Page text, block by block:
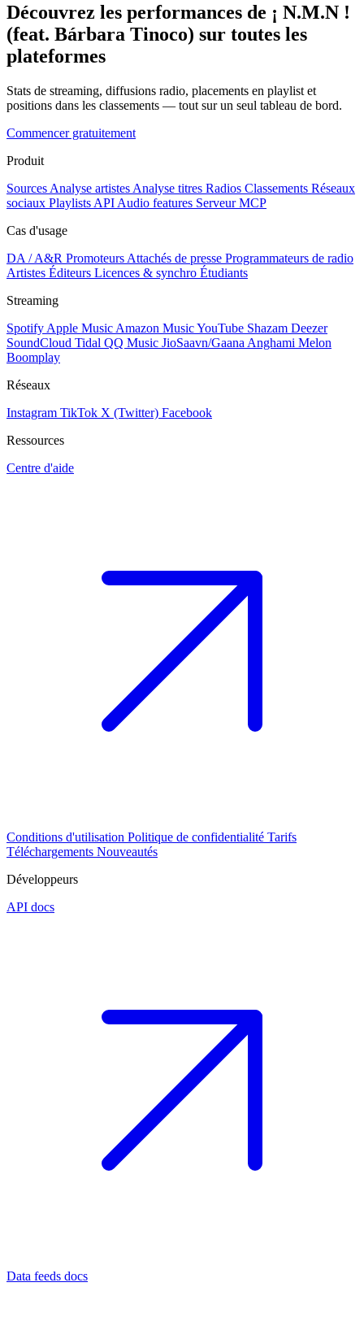
Découvrez les performances de ¡ N.M.N !
(feat. Bárbara Tinoco) sur toutes les
plateformes
Stats de streaming, diffusions radio, placements en playlist et
positions dans les classements — tout sur un seul tableau de bord.
Commencer gratuitement
Produit
Sources Analyse artistes Analyse titres Radios Classements Réseaux
sociaux Playlists API Audio features Serveur MCP
Cas d'usage
DA / A&R Promoteurs Attachés de presse Programmateurs de radio
Artistes Éditeurs Licences & synchro Étudiants
Streaming
Spotify Apple Music Amazon MusicYouTube Shazam Deezer
SoundCloud Tidal QQ Music JioSaavn/Gaana Anghami Melon
Boomplay
Réseaux
Instagram TikTok X (Twitter) Facebook
Ressources
Centre d'aide
Conditions d'utilisation Politique de confidentialité Tarifs
Téléchargements Nouveautés
Développeurs
API docs
Data feeds docs